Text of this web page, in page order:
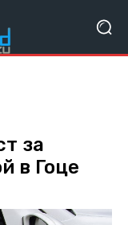
за
в Гоце